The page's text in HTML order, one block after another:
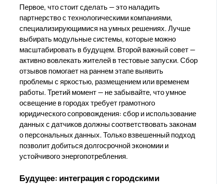
Первое, что стоит сделать — это наладить
партнерство с технологическими компаниями,
специализирующимися на умных решениях. Лучше
выбирать модульные системы, которые можно
масштабировать в будущем. Второй важный совет —
активно вовлекать жителей в тестовые запуски. Сбор
отзывов помогает на раннем этапе выявить
проблемы с яркостью, размещением или временем
работы. Третий момент — не забывайте, что умное
освещение в городах требует грамотного
юридического сопровождения: сбор и использование
данных с датчиков должны соответствовать законам
о персональных данных. Только взвешенный подход
позволит добиться долгосрочной экономии и
устойчивого энергопотребления.
Будущее: интеграция с городскими